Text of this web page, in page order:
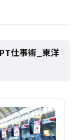
仕事術_東洋